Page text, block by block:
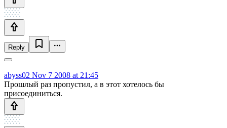
Reply
abyss02 Nov 7 2008 at 21:45
Прошлый раз пропустил, а в этот хотелось бы
присоединиться.